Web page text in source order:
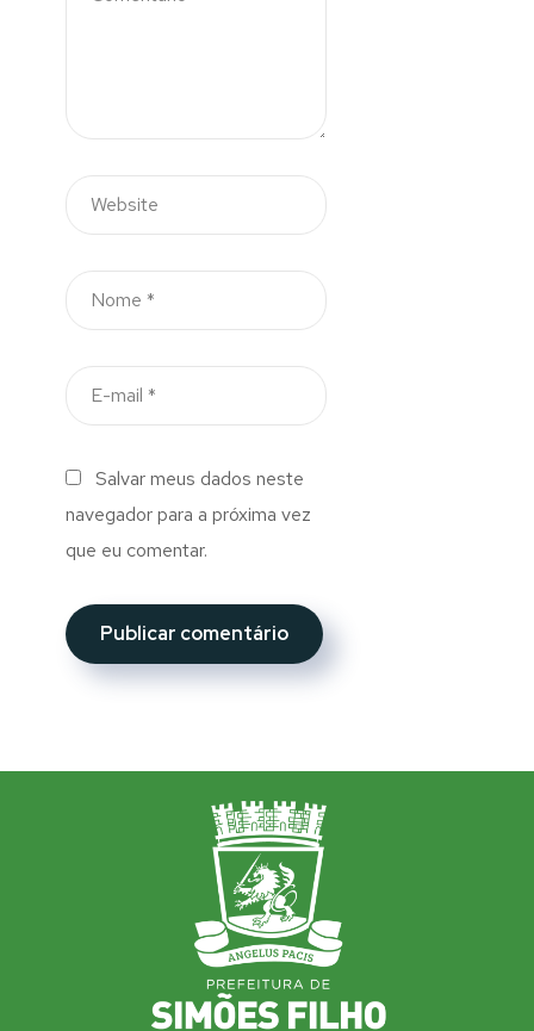
Salvar meus dados neste
navegador para a próxima vez
que eu comentar.